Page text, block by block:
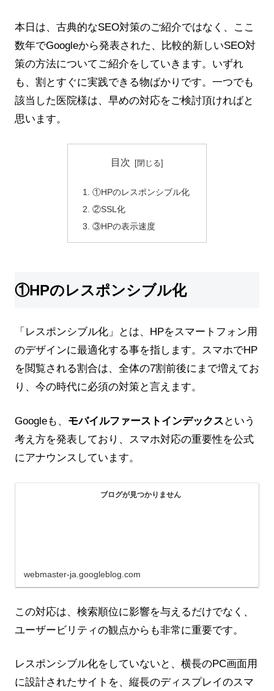
本日は、古典的なSEO対策のご紹介ではなく、ここ
数年でGoogleから発表された、比較的新しいSEO対
策の方法についてご紹介をしていきます。いずれ
も、割とすぐに実践できる物ばかりです。一つでも
該当した医院様は、早めの対応をご検討頂ければと
思います。
目次
①HPのレスポンシブル化
②SSL化
③HPの表示速度
①HPのレスポンシブル化
「レスポンシブル化」とは、HPをスマートフォン用
のデザインに最適化する事を指します。スマホでHP
を閲覧される割合は、全体の7割前後にまで増えてお
り、今の時代に必須の対策と言えます。
Googleも、 モバイルファーストインデックス という
考え方を発表しており、スマホ対応の重要性を公式
にアナウンスしています。
ブログが見つかりません
webmaster-ja.googleblog.com
この対応は、検索順位に影響を与えるだけでなく、
ユーザービリティの観点からも非常に重要です。
レスポンシブル化をしていないと、横長のPC画面用
に設計されたサイトを、縦長のディスプレイのスマ